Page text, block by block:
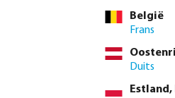
neem contact op met de
België
Frans
Duits